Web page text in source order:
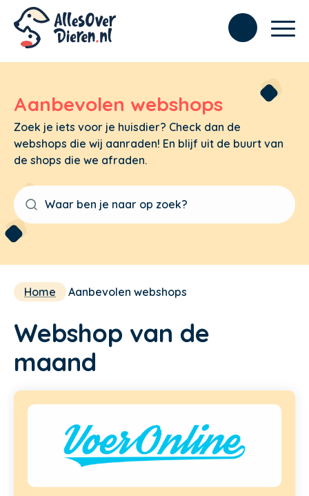
Aanbevolen webshops
Zoek je iets voor je huisdier? Check dan de
webshops die wij aanraden! En blijf uit de buurt van
de shops die we afraden.
Home Aanbevolen webshops
Webshop van de
maand